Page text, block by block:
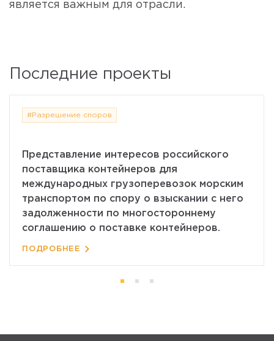
является важным для отрасли.
Последние проекты
#Разрешение споров
Представление интересов российского
поставщика контейнеров для
международных грузоперевозок морским
транспортом по спору о взыскании с него
задолженности по многостороннему
соглашению о поставке контейнеров.
ПОДРОБНЕЕ